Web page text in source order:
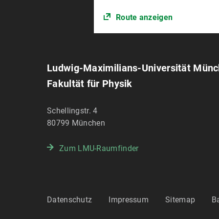
Route anzeigen
Ludwig-Maximilians-Universität
Fakultät für Physik
Schellingstr. 4
80799 München
Zum LMU-Raumfinder
Datenschutz Impressum Sitemap